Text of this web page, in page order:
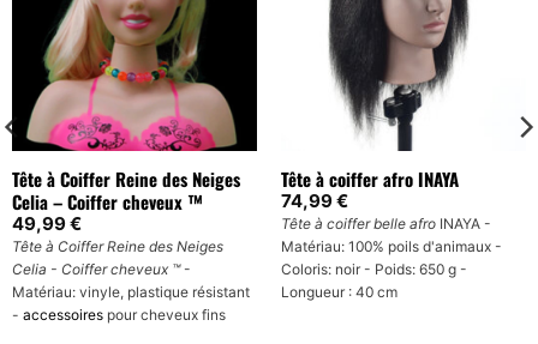
Tête à Coiffer Reine des Neiges
Celia – Coiffer cheveux ™
49,99€
Tête à Coiffer Reine des Neiges
Celia - Coiffer cheveux ™-
Matériau: vinyle, plastique résistant
- accessoirespour cheveux fins
Tête à coiffer afro INAYA
74,99€
Tête à coiffer belle afroINAYA -
Matériau: 100% poils d'animaux -
Coloris: noir - Poids: 650 g -
Longueur : 40 cm